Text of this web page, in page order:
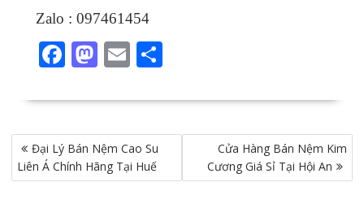
Zalo : 097461454
F
e
b
o
o
M
to
d
o
n
E
ai
l
S
ar
e
Điều
hướng
bài
Đại Lý Bán Nệm Cao Su
Liên Á Chính Hãng Tại Huế
Cửa Hàng Bán Nệm Kim
Cương Giá Sỉ Tại Hội An